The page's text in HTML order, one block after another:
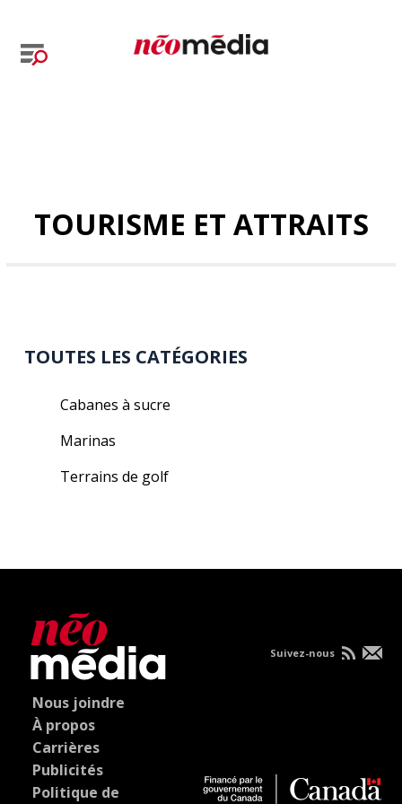
TOURISME ET ATTRAITS
TOUTES LES CATÉGORIES
Cabanes à sucre
Marinas
Terrains de golf
Nous joindre
À propos
Carrières
Publicités
Politique de
Suivez-nous